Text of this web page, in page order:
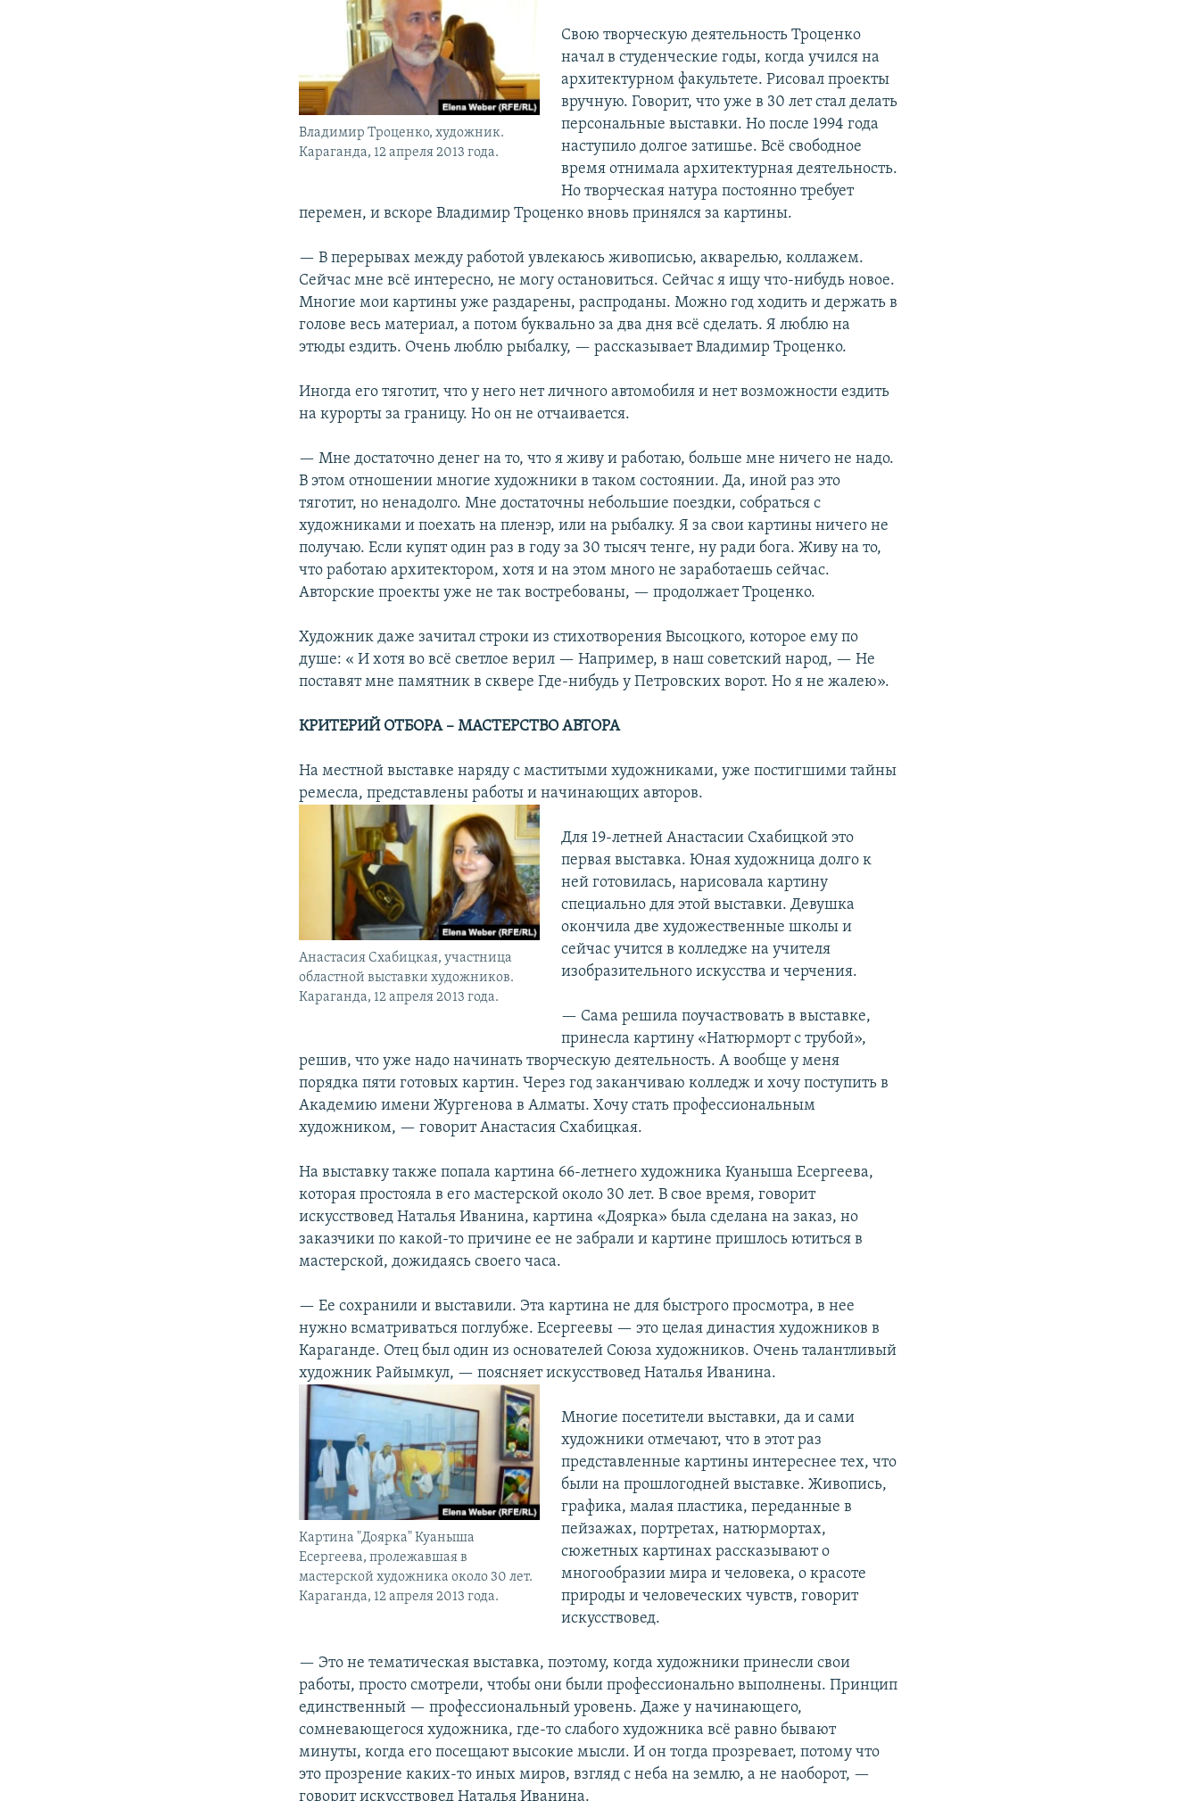
Владимир Троценко, художник.
Караганда, 12 апреля 2013 года.
Свою творческую деятельность Троценко
начал в студенческие годы, когда учился на
архитектурном факультете. Рисовал проекты
вручную. Говорит, что уже в 30 лет стал делать
персональные выставки. Но после 1994 года
наступило долгое затишье. Всё свободное
время отнимала архитектурная деятельность.
Но творческая натура постоянно требует
перемен, и вскоре Владимир Троценко вновь принялся за картины.
— В перерывах между работой увлекаюсь живописью, акварелью, коллажем.
Сейчас мне всё интересно, не могу остановиться. Сейчас я ищу что-нибудь новое.
Многие мои картины уже раздарены, распроданы. Можно год ходить и держать в
голове весь материал, а потом буквально за два дня всё сделать. Я люблю на
этюды ездить. Очень люблю рыбалку, — рассказывает Владимир Троценко.
Иногда его тяготит, что у него нет личного автомобиля и нет возможности ездить
на курорты за границу. Но он не отчаивается.
— Мне достаточно денег на то, что я живу и работаю, больше мне ничего не надо.
В этом отношении многие художники в таком состоянии. Да, иной раз это
тяготит, но ненадолго. Мне достаточны небольшие поездки, собраться с
художниками и поехать на пленэр, или на рыбалку. Я за свои картины ничего не
получаю. Если купят один раз в году за 30 тысяч тенге, ну ради бога. Живу на то,
что работаю архитектором, хотя и на этом много не заработаешь сейчас.
Авторские проекты уже не так востребованы, — продолжает Троценко.
Художник даже зачитал строки из стихотворения Высоцкого, которое ему по
душе: « И хотя во всё светлое верил — Например, в наш советский народ, — Не
поставят мне памятник в сквере Где-нибудь у Петровских ворот. Но я не жалею».
КРИТЕРИЙ ОТБОРА – МАСТЕРСТВО АВТОРА
На местной выставке наряду с маститыми художниками, уже постигшими тайны
ремесла, представлены работы и начинающих авторов.
Анастасия Схабицкая, участница
областной выставки художников.
Караганда, 12 апреля 2013 года.
Для 19-летней Анастасии Схабицкой это
первая выставка. Юная художница долго к
ней готовилась, нарисовала картину
специально для этой выставки. Девушка
окончила две художественные школы и
сейчас учится в колледже на учителя
изобразительного искусства и черчения.
— Сама решила поучаствовать в выставке,
принесла картину «Натюрморт с трубой»,
решив, что уже надо начинать творческую деятельность. А вообще у меня
порядка пяти готовых картин. Через год заканчиваю колледж и хочу поступить в
Академию имени Жургенова в Алматы. Хочу стать профессиональным
художником, — говорит Анастасия Схабицкая.
На выставку также попала картина 66-летнего художника Куаныша Есергеева,
которая простояла в его мастерской около 30 лет. В свое время, говорит
искусствовед Наталья Иванина, картина «Доярка» была сделана на заказ, но
заказчики по какой-то причине ее не забрали и картине пришлось ютиться в
мастерской, дожидаясь своего часа.
— Ее сохранили и выставили. Эта картина не для быстрого просмотра, в нее
нужно всматриваться поглубже. Есергеевы — это целая династия художников в
Караганде. Отец был один из основателей Союза художников. Очень талантливый
художник Райымкул, — поясняет искусствовед Наталья Иванина.
Картина "Доярка" Куаныша
Есергеева, пролежавшая в
мастерской художника около 30 лет.
Караганда, 12 апреля 2013 года.
Многие посетители выставки, да и сами
художники отмечают, что в этот раз
представленные картины интереснее тех, что
были на прошлогодней выставке. Живопись,
графика, малая пластика, переданные в
пейзажах, портретах, натюрмортах,
сюжетных картинах рассказывают о
многообразии мира и человека, о красоте
природы и человеческих чувств, говорит
искусствовед.
— Это не тематическая выставка, поэтому, когда художники принесли свои
работы, просто смотрели, чтобы они были профессионально выполнены. Принцип
единственный — профессиональный уровень. Даже у начинающего,
сомневающегося художника, где-то слабого художника всё равно бывают
минуты, когда его посещают высокие мысли. И он тогда прозревает, потому что
это прозрение каких-то иных миров, взгляд с неба на землю, а не наоборот, —
говорит искусствовед Наталья Иванина.